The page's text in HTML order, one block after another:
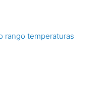
rango temperaturas